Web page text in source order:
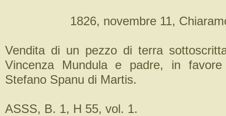
1826, novembre 11,
Vendita di un pezzo di terra
Vincenza Mundula e padre, in
Stefano Spanu di Martis.
ASSS, B. 1, H 55, vol. 1.